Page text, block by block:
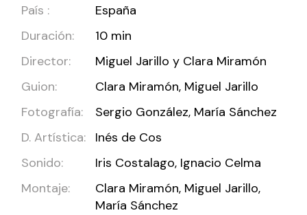
País :
España
Duración:
10 min
Director:
Miguel Jarillo y Clara Miramón
Guion:
Clara Miramón, Miguel Jarillo
Fotografía:
Sergio González, María Sánchez
D. Artística:
Inés de Cos
Sonido:
Iris Costalago, Ignacio Celma
Montaje:
Clara Miramón, Miguel Jarillo,
María Sánchez